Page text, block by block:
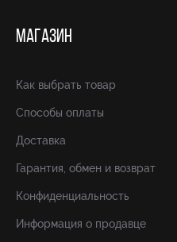
МАГАЗИН
Как выбрать товар
Способы оплаты
Доставка
Гарантия, обмен и возврат
Конфиденциальность
Информация о продавце